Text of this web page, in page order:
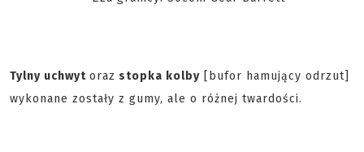
Tylny uchwyt oraz stopka kolby [bufor hamujący odrzut]
wykonane zostały z gumy, ale o różnej twardości.